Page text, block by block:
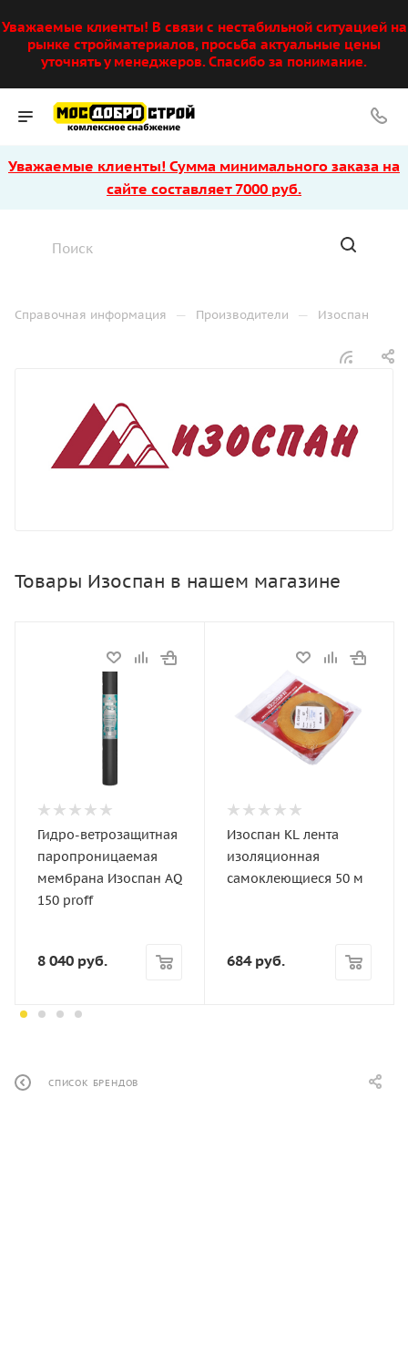
Уважаемые клиенты! В связи с нестабильной ситуацией на
рынке стройматериалов, просьба актуальные цены
уточнять у менеджеров. Спасибо за понимание.
Уважаемые клиенты! Сумма минимального заказа на
сайте составляет 7000 руб.
Справочная информация — Производители — Изоспан
Товары Изоспан в нашем магазине
В наличии
1,6 м
Площадь, м2
Воспламеняемость
Гидро-ветрозащитная
паропроницаемая
мембрана Изоспан AQ
150 proff
8 040 руб.
В наличии
Изоспан KL лента
изоляционная
самоклеющиеся 50 м
684руб.
СПИСОК БРЕНДОВ